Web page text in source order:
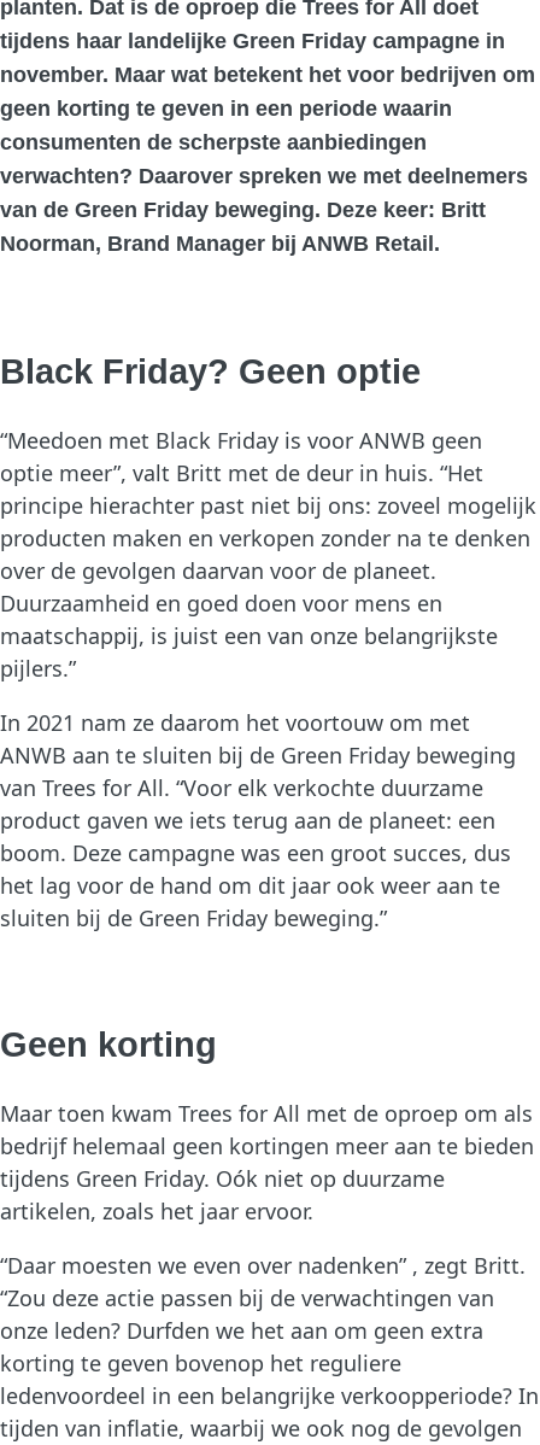
planten. Dat is de oproep die Trees for All doet
tijdens haar landelijke Green Friday campagne in
november. Maar wat betekent het voor bedrijven om
geen korting te geven in een periode waarin
consumenten de scherpste aanbiedingen
verwachten? Daarover spreken we met deelnemers
van de Green Friday beweging. Deze keer: Britt
Noorman, Brand Manager bij ANWB Retail.
Black Friday? Geen optie
“Meedoen met Black Friday is voor ANWB geen
optie meer”, valt Britt met de deur in huis. “Het
principe hierachter past niet bij ons: zoveel mogelijk
producten maken en verkopen zonder na te denken
over de gevolgen daarvan voor de planeet.
Duurzaamheid en goed doen voor mens en
maatschappij, is juist een van onze belangrijkste
pijlers.”
In 2021 nam ze daarom het voortouw om met
ANWB aan te sluiten bij de Green Friday beweging
van Trees for All. “Voor elk verkochte duurzame
product gaven we iets terug aan de planeet: een
boom. Deze campagne was een groot succes, dus
het lag voor de hand om dit jaar ook weer aan te
sluiten bij de Green Friday beweging.”
Geen korting
Maar toen kwam Trees for All met de oproep om als
bedrijf helemaal geen kortingen meer aan te bieden
tijdens Green Friday. Oók niet op duurzame
artikelen, zoals het jaar ervoor.
“Daar moesten we even over nadenken” , zegt Britt.
“Zou deze actie passen bij de verwachtingen van
onze leden? Durfden we het aan om geen extra
korting te geven bovenop het reguliere
ledenvoordeel in een belangrijke verkoopperiode? In
tijden van inflatie, waarbij we ook nog de gevolgen